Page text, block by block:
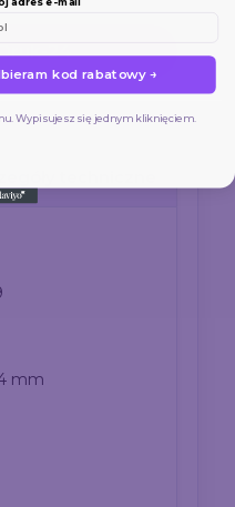
24
mm
kod rabatowy →
Wypisujesz się jednym kliknięciem.